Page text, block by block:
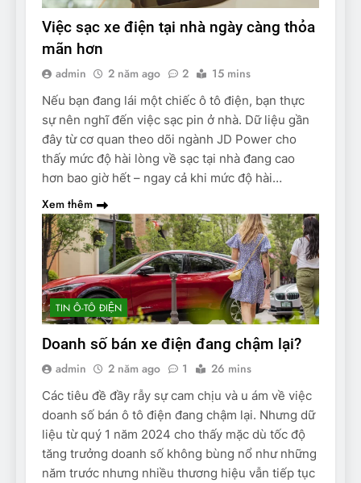
Việc sạc xe điện tại nhà ngày càng thỏa
mãn hơn
admin 2 năm ago 2 15 mins
Nếu bạn đang lái một chiếc ô tô điện, bạn thực
sự nên nghĩ đến việc sạc pin ở nhà. Dữ liệu gần
đây từ cơ quan theo dõi ngành JD Power cho
thấy mức độ hài lòng về sạc tại nhà đang cao
hơn bao giờ hết – ngay cả khi mức độ hài…
Xem thêm
TIN Ô-TÔ ĐIỆN
Doanh số bán xe điện đang chậm lại?
admin 2 năm ago 1 26 mins
Các tiêu đề đầy rẫy sự cam chịu và u ám về việc
doanh số bán ô tô điện đang chậm lại. Nhưng dữ
liệu từ quý 1 năm 2024 cho thấy mặc dù tốc độ
tăng trưởng doanh số không bùng nổ như những
năm trước nhưng nhiều thương hiệu vẫn tiếp tục